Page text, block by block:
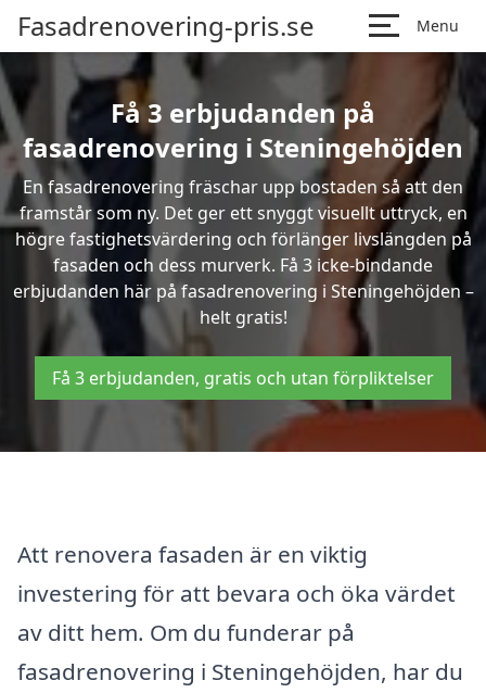
Fasadrenovering-pris.se Menu
Få 3 erbjudanden på
fasadrenovering i Steningehöjden
En fasadrenovering fräschar upp bostaden så att den
framstår som ny. Det ger ett snyggt visuellt uttryck, en
högre fastighetsvärdering och förlänger livslängden på
fasaden och dess murverk. Få 3 icke-bindande
erbjudanden här på fasadrenovering i Steningehöjden –
helt gratis!
Få 3 erbjudanden, gratis och utan förpliktelser
Att renovera fasaden är en viktig
investering för att bevara och öka värdet
av ditt hem. Om du funderar på
fasadrenovering i Steningehöjden, har du